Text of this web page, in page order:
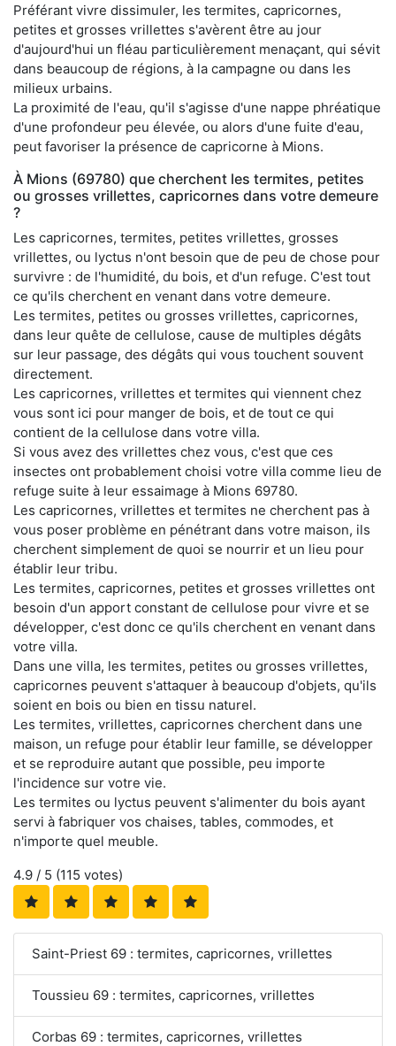
Préférant vivre dissimuler, les termites, capricornes,
petites et grosses vrillettes s'avèrent être au jour
d'aujourd'hui un fléau particulièrement menaçant, qui sévit
dans beaucoup de régions, à la campagne ou dans les
milieux urbains.
La proximité de l'eau, qu'il s'agisse d'une nappe phréatique
d'une profondeur peu élevée, ou alors d'une fuite d'eau,
peut favoriser la présence de capricorne à Mions.
À Mions (69780) que cherchent les termites, petites
ou grosses vrillettes, capricornes dans votre demeure
?
Les capricornes, termites, petites vrillettes, grosses
vrillettes, ou lyctus n'ont besoin que de peu de chose pour
survivre : de l'humidité, du bois, et d'un refuge. C'est tout
ce qu'ils cherchent en venant dans votre demeure.
Les termites, petites ou grosses vrillettes, capricornes,
dans leur quête de cellulose, cause de multiples dégâts
sur leur passage, des dégâts qui vous touchent souvent
directement.
Les capricornes, vrillettes et termites qui viennent chez
vous sont ici pour manger de bois, et de tout ce qui
contient de la cellulose dans votre villa.
Si vous avez des vrillettes chez vous, c'est que ces
insectes ont probablement choisi votre villa comme lieu de
refuge suite à leur essaimage à Mions 69780.
Les capricornes, vrillettes et termites ne cherchent pas à
vous poser problème en pénétrant dans votre maison, ils
cherchent simplement de quoi se nourrir et un lieu pour
établir leur tribu.
Les termites, capricornes, petites et grosses vrillettes ont
besoin d'un apport constant de cellulose pour vivre et se
développer, c'est donc ce qu'ils cherchent en venant dans
votre villa.
Dans une villa, les termites, petites ou grosses vrillettes,
capricornes peuvent s'attaquer à beaucoup d'objets, qu'ils
soient en bois ou bien en tissu naturel.
Les termites, vrillettes, capricornes cherchent dans une
maison, un refuge pour établir leur famille, se développer
et se reproduire autant que possible, peu importe
l'incidence sur votre vie.
Les termites ou lyctus peuvent s'alimenter du bois ayant
servi à fabriquer vos chaises, tables, commodes, et
n'importe quel meuble.
4.9 / 5 (115 votes)
Saint-Priest 69 : termites, capricornes, vrillettes
Toussieu 69 : termites, capricornes, vrillettes
Corbas 69 : termites, capricornes, vrillettes